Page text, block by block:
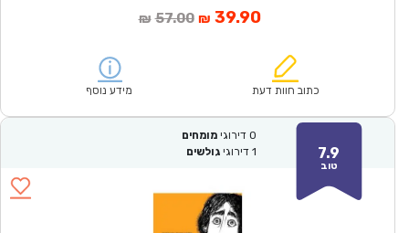
₪ 57.00המחיר
₪57.00.
₪ 39.90המחיר
הוא:
כתוב חוות דעת מידע נוסף
7.9
טוב
0 דירוגי מומחים
1 דירוגי גולשים